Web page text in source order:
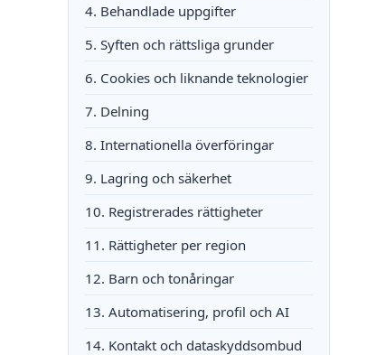
4. Behandlade uppgifter
5. Syften och rättsliga grunder
6. Cookies och liknande teknologier
7. Delning
8. Internationella överföringar
9. Lagring och säkerhet
10. Registrerades rättigheter
11. Rättigheter per region
12. Barn och tonåringar
13. Automatisering, profil och AI
14. Kontakt och dataskyddsombud